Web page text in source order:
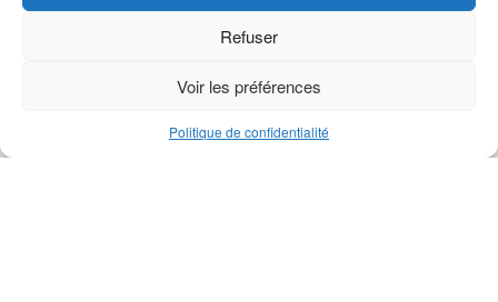
Refuser
Voir les préférences
Politique de confidentialité